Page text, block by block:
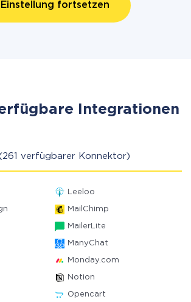
Einstellung fortsetzen
Integrationen
verfügbarer Konnektor)
Leeloo
MailChimp
MailerLite
ManyChat
Monday.com
Notion
Opencart